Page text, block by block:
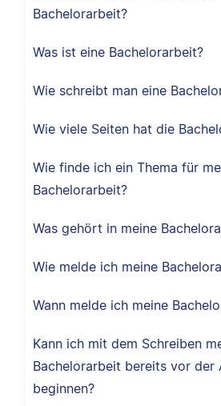
Bachelorarbeit?
Was ist eine Bachelorarbeit?
Wie schreibt man eine
Wie viele Seiten hat die
Wie finde ich ein Thema für
Bachelorarbeit?
Was gehört in meine
Wie melde ich meine
Wann melde ich meine
Kann ich mit dem Schreiben
Bachelorarbeit bereits vor der
beginnen?